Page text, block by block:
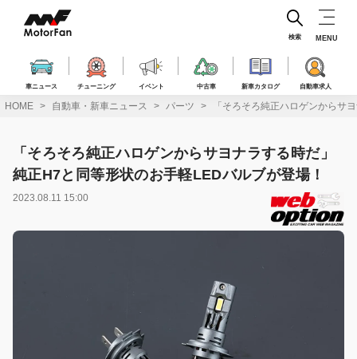
ス
車ニュース チューニング イベント 中古車 新車カタログ 自動車求人
検索 MENU
HOME 自動車・新車ニュース パーツ 「そろそろ純正ハロゲンからサ
「そろそろ純正ハロゲンからサヨナラする時だ」
純正H7と同等形状のお手軽LEDバルブが登場！
2023.08.11 15:00